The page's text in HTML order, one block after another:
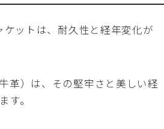
ケットは、耐久性と経年変化が
革）は、その堅牢さと美しい経
す。